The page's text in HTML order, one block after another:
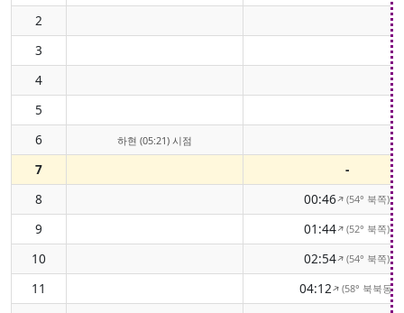
2
3
4
5
6
하현 (05:21) 시점
7
-
8
00:46↑(54° 북쪽)
9 01:44↑(52° 북쪽)
10 02:54↑(54° 북쪽)
11 04:12↑(58° 북북동)